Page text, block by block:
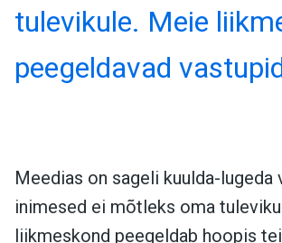
tulevikule. Meie
peegeldavad
Meedias on sageli kuulda-lugeda
inimesed ei mõtleks oma
liikmeskond peegeldab hoopis